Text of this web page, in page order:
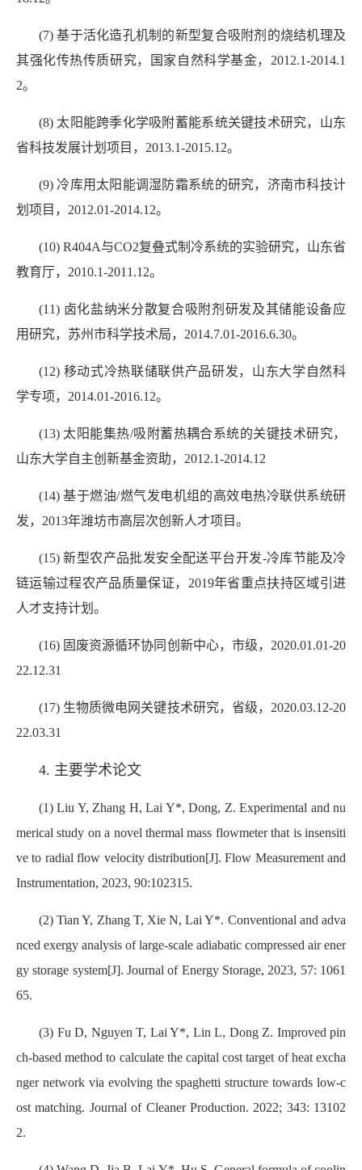
(7) 基于活化造孔机制的新型复合吸附剂的烧结机理及
其强化传热传质研究，国家自然科学基金，2012.1-2014.1
2。
(8) 太阳能跨季化学吸附蓄能系统关键技术研究，山东
省科技发展计划项目，2013.1-2015.12。
(9) 冷库用太阳能调湿防霜系统的研究，济南市科技计
划项目，2012.01-2014.12。
(10) R404A与CO2复叠式制冷系统的实验研究，山东省
教育厅，2010.1-2011.12。
(11) 卤化盐纳米分散复合吸附剂研发及其储能设备应
用研究，苏州市科学技术局，2014.7.01-2016.6.30。
(12) 移动式冷热联储联供产品研发，山东大学自然科
学专项，2014.01-2016.12。
(13) 太阳能集热/吸附蓄热耦合系统的关键技术研究，
山东大学自主创新基金资助，2012.1-2014.12
(14) 基于燃油/燃气发电机组的高效电热冷联供系统研
发，2013年潍坊市高层次创新人才项目。
(15) 新型农产品批发安全配送平台开发-冷库节能及冷
链运输过程农产品质量保证，2019年省重点扶持区域引进
人才支持计划。
(16) 固废资源循环协同创新中心，市级，2020.01.01-20
22.12.31
(17) 生物质微电网关键技术研究，省级，2020.03.12-20
22.03.31
4. 主要学术论文
(1) Liu Y, Zhang H, Lai Y*, Dong, Z. Experimental and nu
merical study on a novel thermal mass flowmeter that is insensiti
ve to radial flow velocity distribution[J]. Flow Measurement and
Instrumentation, 2023, 90:102315.
(2) Tian Y, Zhang T, Xie N, Lai Y*. Conventional and adva
nced exergy analysis of large-scale adiabatic compressed air ener
gy storage system[J]. Journal of Energy Storage, 2023, 57: 1061
65.
(3) Fu D, Nguyen T, Lai Y*, Lin L, Dong Z. Improved pin
ch-based method to calculate the capital cost target of heat excha
nger network via evolving the spaghetti structure towards low-c
ost matching. Journal of Cleaner Production. 2022; 343: 13102
2.